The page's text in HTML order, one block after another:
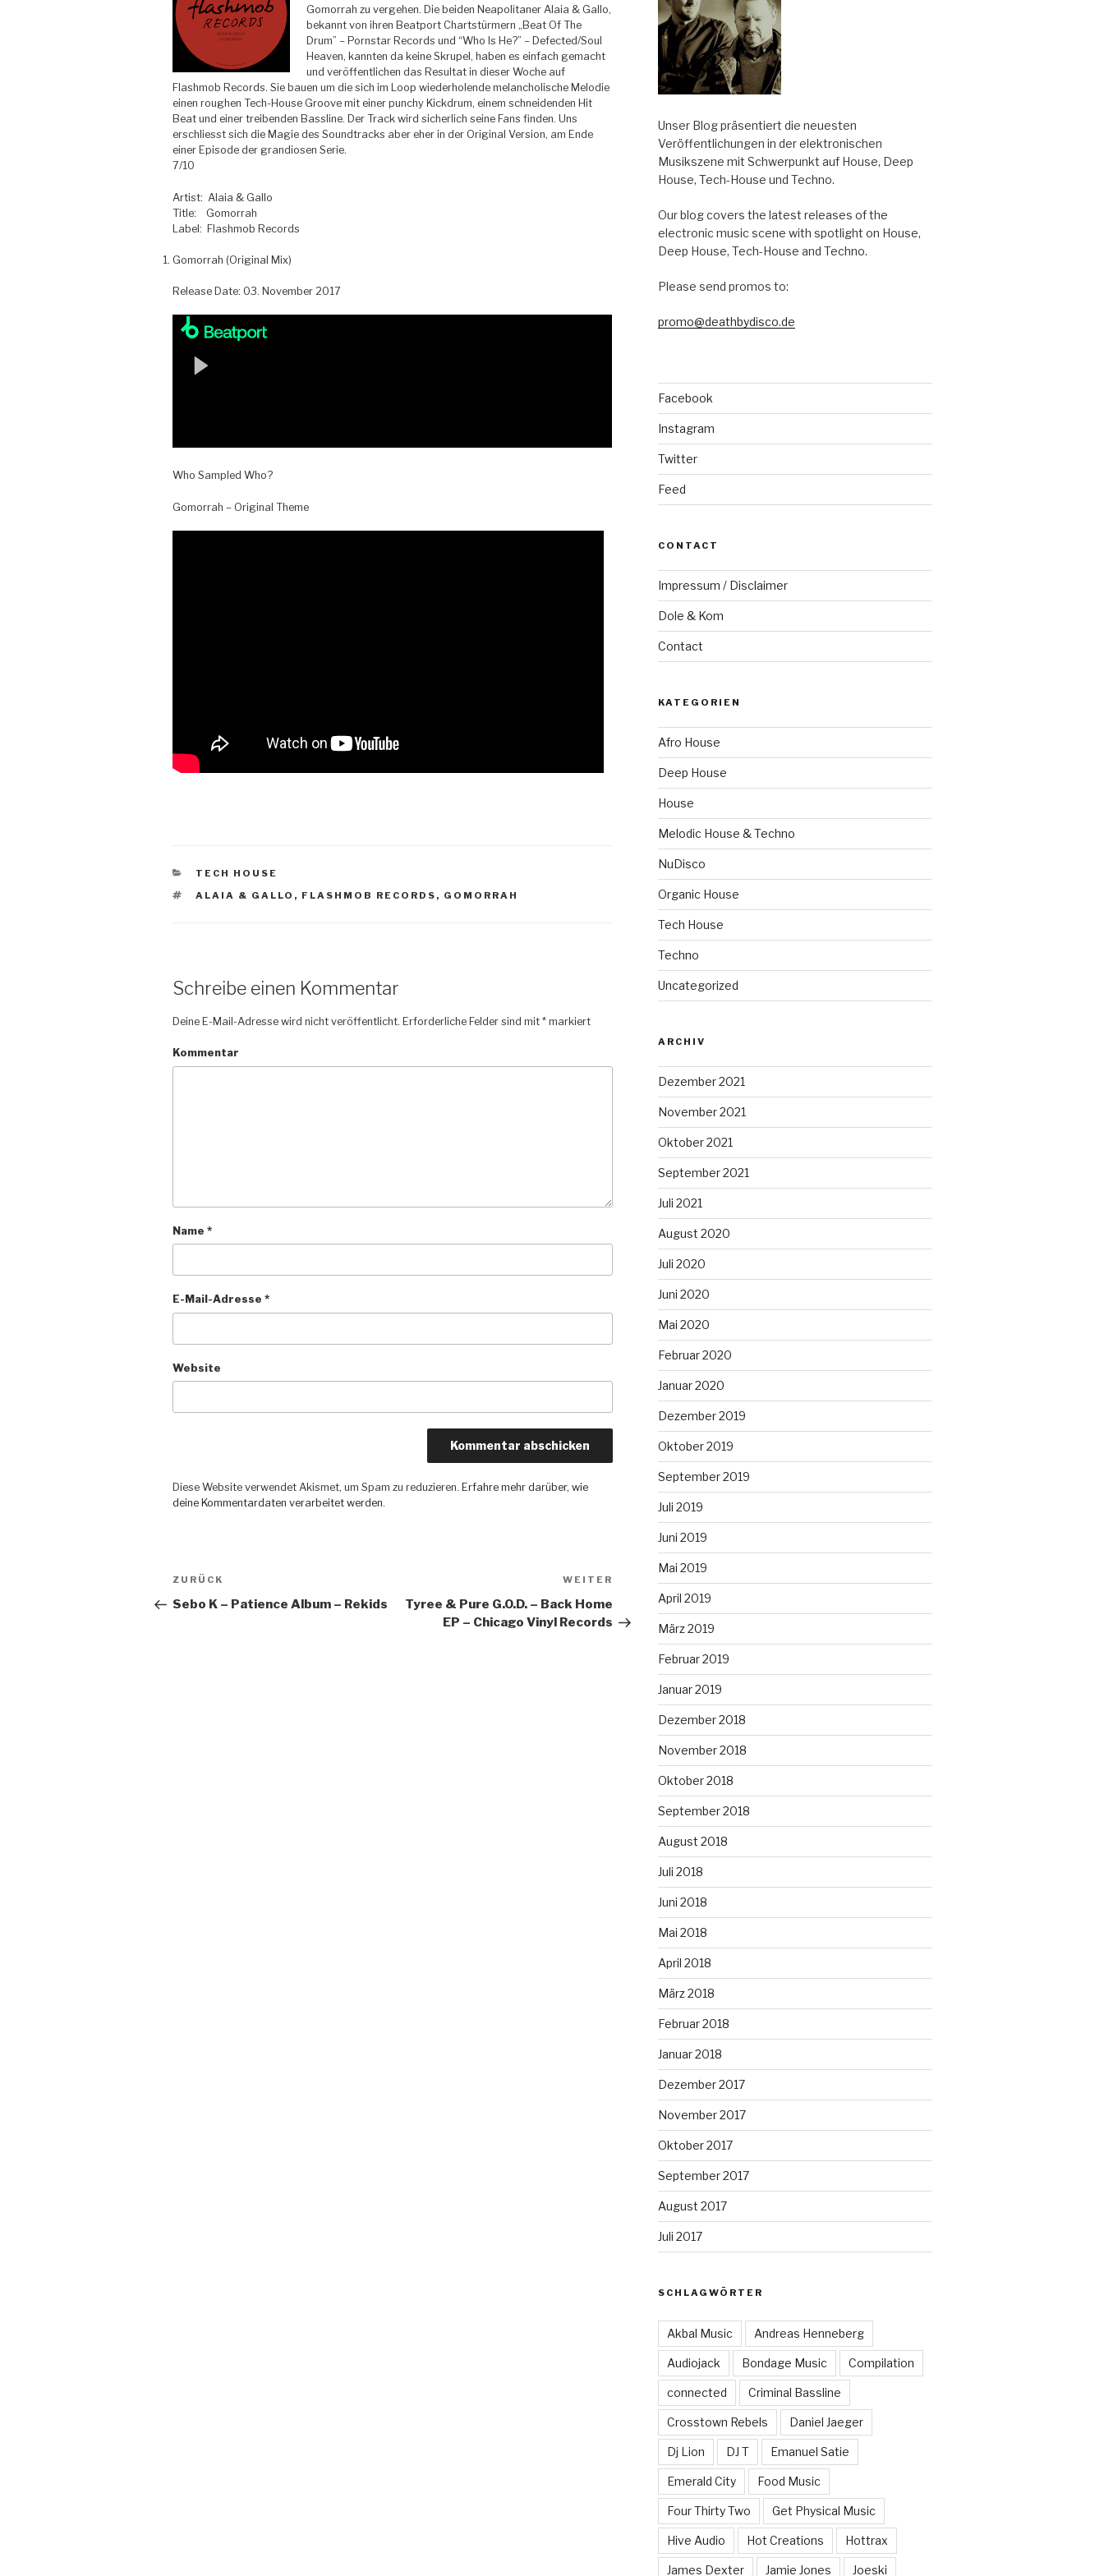
Gomorrah zu vergehen. Die beiden Neapolitaner Alaia & Gallo,
bekannt von ihren Beatport Chartstürmern „Beat Of The
Drum” – Pornstar Records und “Who Is He?” – Defected/Soul
Heaven, kannten da keine Skrupel, haben es einfach gemacht
und veröffentlichen das Resultat in dieser Woche auf
Flashmob Records. Sie bauen um die sich im Loop wiederholende melancholische Melodie
einen roughen Tech-House Groove mit einer punchy Kickdrum, einem schneidenden Hit
Beat und einer treibenden Bassline. Der Track wird sicherlich seine Fans finden. Uns
erschliesst sich die Magie des Soundtracks aber eher in der Original Version, am Ende
einer Episode der grandiosen Serie.
7/10
Artist: Alaia & Gallo
Title: Gomorrah
Label: Flashmob Records
Gomorrah (Original Mix)
Release Date: 03. November 2017
Who Sampled Who?
Gomorrah – Original Theme
KATEGORIEN
TECH HOUSE
SCHLAGWÖRTER
ALAIA & GALLO , FLASHMOB RECORDS , GOMORRAH
Schreibe einen Kommentar
Deine E-Mail-Adresse wird nicht veröffentlicht. Erforderliche Felder sind mit* markiert
Kommentar
Name*
E-Mail-Adresse*
Website
Diese Website verwendet Akismet, um Spam zu reduzieren.Erfahre mehr darüber, wie
deine Kommentardaten verarbeitet werden.
Beitragsnavigation
Vorheriger
Beitrag
ZURÜCK
Sebo K – Patience Album – Rekids
Nächster
WEITER
Tyree & Pure G.O.D. – Back Home
EP – Chicago Vinyl Records
Unser Blog präsentiert die neuesten
Veröffentlichungen in der elektronischen
Musikszene mit Schwerpunkt auf House, Deep
House, Tech-House und Techno.
Our blog covers the latest releases of the
electronic music scene with spotlight on House,
Deep House, Tech-House and Techno.
Please send promos to:
promo@deathbydisco.de
Facebook
Instagram
Twitter
Feed
CONTACT
Impressum / Disclaimer
Dole & Kom
Contact
KATEGORIEN
Afro House
Deep House
House
Melodic House & Techno
NuDisco
Organic House
Tech House
Techno
Uncategorized
ARCHIV
Dezember 2021
November 2021
Oktober 2021
September 2021
Juli 2021
August 2020
Juli 2020
Juni 2020
Mai 2020
Februar 2020
Januar 2020
Dezember 2019
Oktober 2019
September 2019
Juli 2019
Juni 2019
Mai 2019
April 2019
März 2019
Februar 2019
Januar 2019
Dezember 2018
November 2018
Oktober 2018
September 2018
August 2018
Juli 2018
Juni 2018
Mai 2018
April 2018
März 2018
Februar 2018
Januar 2018
Dezember 2017
November 2017
Oktober 2017
September 2017
August 2017
Juli 2017
SCHLAGWÖRTER
Akbal Music Andreas Henneberg
Audiojack Bondage Music Compilation
connected Criminal Bassline
Crosstown Rebels Daniel Jaeger
Dj Lion DJ T Emanuel Satie
Emerald City Food Music
Four Thirty Two Get Physical Music
Hive Audio Hot Creations Hottrax
James Dexter Jamie Jones Joeski